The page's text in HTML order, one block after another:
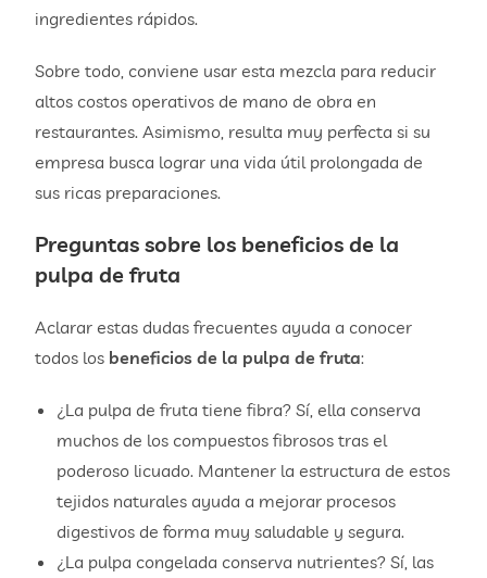
ingredientes rápidos.
Sobre todo, conviene usar esta mezcla para reducir
altos costos operativos de mano de obra en
restaurantes. Asimismo, resulta muy perfecta si su
empresa busca lograr una vida útil prolongada de
sus ricas preparaciones.
Preguntas sobre los beneficios de la
pulpa de fruta
Aclarar estas dudas frecuentes ayuda a conocer
todos los beneficios de la pulpa de fruta:
¿La pulpa de fruta tiene fibra? Sí, ella conserva
muchos de los compuestos fibrosos tras el
poderoso licuado. Mantener la estructura de estos
tejidos naturales ayuda a mejorar procesos
digestivos de forma muy saludable y segura.
¿La pulpa congelada conserva nutrientes? Sí, las